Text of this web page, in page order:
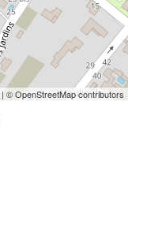
| © OpenStreetMap contributors